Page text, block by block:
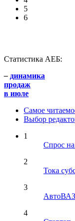
5
6
Статистика АЕБ:
– динамика
продаж
в июле
Самое
Выбор
1
Спрос
2
Тока
3
АвтоВАЗ
4